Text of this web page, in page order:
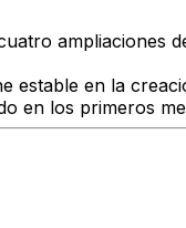
ampliaciones
estable en la
en los primeros